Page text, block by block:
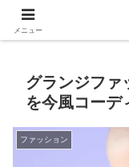
恋愛共感エピソ
グランジファ
を今風コーデ
ファッション
メニュー